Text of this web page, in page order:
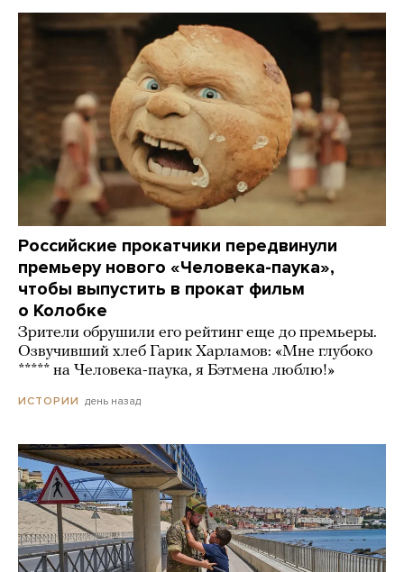
Российские прокатчики передвинули
премьеру нового «Человека-паука»,
чтобы выпустить в прокат фильм
о Колобке
Зрители обрушили его рейтинг еще до премьеры.
Озвучивший хлеб Гарик Харламов: «Мне глубоко
***** на Человека-паука, я Бэтмена люблю!»
ИСТОРИИ день назад